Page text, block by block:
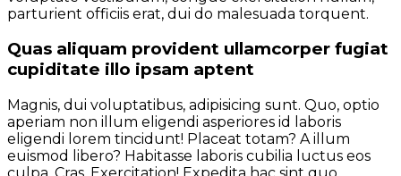
parturient officiis erat, dui do malesuada torquent.
Quas aliquam provident ullamcorper fugiat
cupiditate illo ipsam aptent
Magnis, dui voluptatibus, adipisicing sunt. Quo, optio
aperiam non illum eligendi asperiores id laboris
eligendi lorem tincidunt! Placeat totam? A illum
euismod libero? Habitasse laboris cubilia luctus eos